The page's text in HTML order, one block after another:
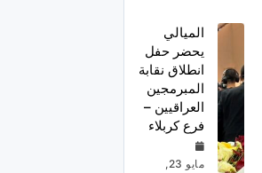
الميالي
يحضر حفل
انطلاق نقابة
المبرمجين
العراقيين –
فرع كربلاء
مايو 23,